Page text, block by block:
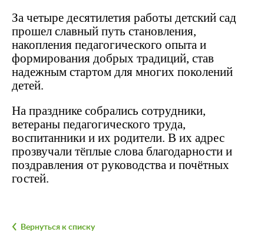
За четыре десятилетия работы детский сад
прошел славный путь становления,
накопления педагогического опыта и
формирования добрых традиций, став
надежным стартом для многих поколений
детей.
На празднике собрались сотрудники,
ветераны педагогического труда,
воспитанники и их родители. В их адрес
прозвучали тёплые слова благодарности и
поздравления от руководства и почётных
гостей.
Вернуться к списку